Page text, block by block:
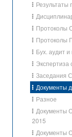
Результаты
Протоколы
Протоколы
Бух. аудит и
Экспертиза
Заседания
Документы
Разное
Документы
2015
Документы